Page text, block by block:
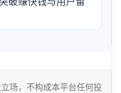
场，不构成本平台任何投